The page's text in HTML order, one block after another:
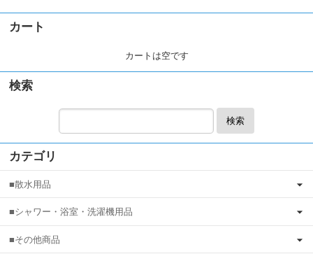
カート
カートは空です
検索
検索
カテゴリ
■散水用品
■シャワー・浴室・洗濯機用品
■その他商品